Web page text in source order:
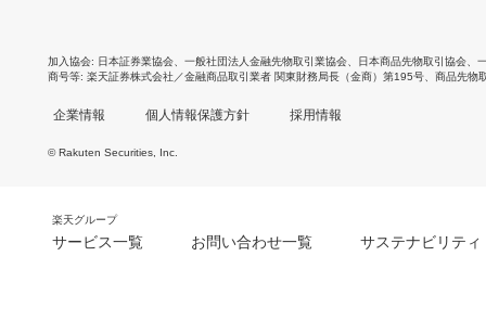
加入協会 日本証券業協会 一般社団法人金融先物取引業協会 日本商品先物取引協会
商号等 楽天証券株式会社／金融商品取引業者 関東財務局長（金商）第195号、商品先物
企業情報 個人情報保護方針 採用情報
© Rakuten Securities, Inc.
楽天グループ
サービス一覧 お問い合わせ一覧 サステナビリティ